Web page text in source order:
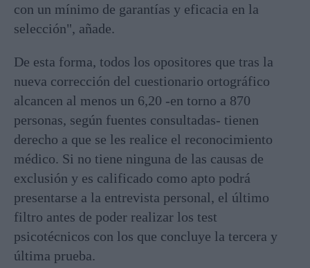
con un mínimo de garantías y eficacia en la
selección", añade.
De esta forma, todos los opositores que tras la
nueva corrección del cuestionario ortográfico
alcancen al menos un 6,20 -en torno a 870
personas, según fuentes consultadas- tienen
derecho a que se les realice el reconocimiento
médico. Si no tiene ninguna de las causas de
exclusión y es calificado como apto podrá
presentarse a la entrevista personal, el último
filtro antes de poder realizar los test
psicotécnicos con los que concluye la tercera y
última prueba.